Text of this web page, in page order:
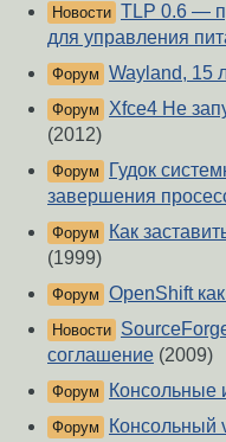
Новости TLP 0.6 —
для управления
Форум Wayland, 15
Форум
Xfce4 Не
(2012)
Форум
Гудок
завершения
Форум
Как
(1999)
Форум OpenShift
Новости
соглашение (2009)
Форум Консольные
Форум Консольный